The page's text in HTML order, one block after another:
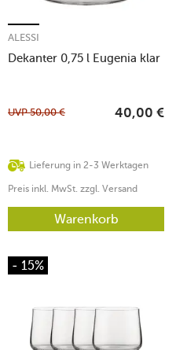
Dekanter 0,75 l Eugenia klar
ALESSI
Lieferung in 2-3 Werktagen
UVP50,00 € 40,00 €
Preis inkl. MwSt. zzgl. Versand
Warenkorb
- 15%